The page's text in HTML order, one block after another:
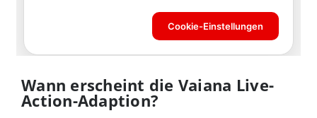
Wann erscheint die Vaiana Live-
Action-Adaption?